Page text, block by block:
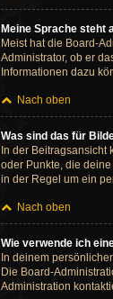
Meine Sprache steht
Meist hat die Board-
Administrator, ob er
Informationen dazu
Nach oben
Was sind das für
In der
oder Punkte, die
in der Regel um ein
Nach oben
Wie verwende ich
In deinem
Die Board-
Administration